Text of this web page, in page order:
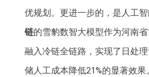
优规划。更进一步的，是人工
链的雪豹数智大模型作为河南
融入冷链全链路，实现了日处
储人工成本降低21%的显著效果